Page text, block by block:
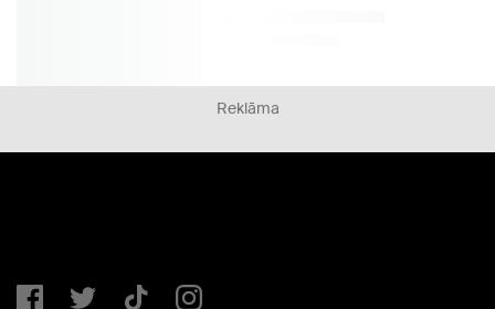
Reklāma